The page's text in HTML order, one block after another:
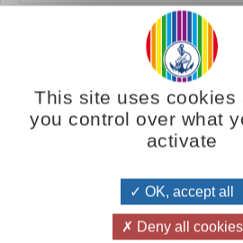
2021
This site uses cookies
you control over what
activate
OK, accept all
Deny all cookies